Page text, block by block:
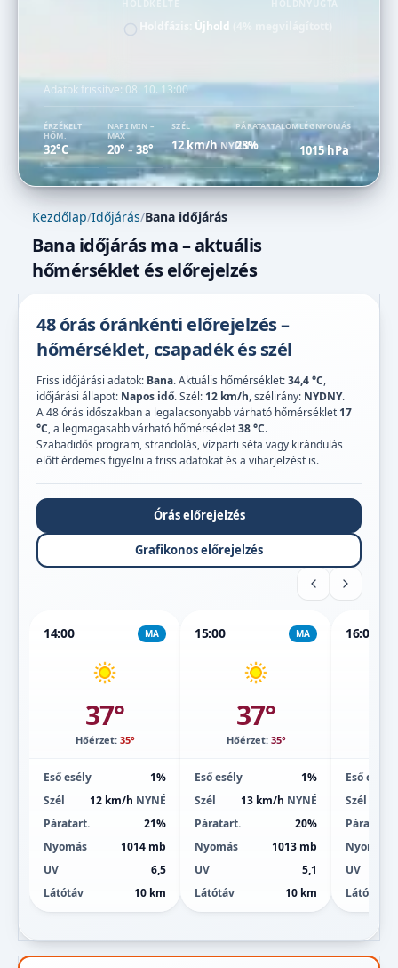
HOLDNYUGTA
Holdfázis: Újhold
Adatok frissítve: 08. 10. 13:00
ÉRZÉKELT
HŐM.
32°C
NAPI MIN –
MAX
20° –38°
SZÉL
12 km/hNYDNY
PÁRATARTALOM
23%
LÉGNYOMÁS
1015 hPa
Kezdőlap/Időjárás/Bana időjárás
Bana időjárás ma – aktuális
hőmérséklet és előrejelzés
48 órás óránkénti előrejelzés –
hőmérséklet, csapadék és szél
Friss időjárási adatok: Bana. Aktuális hőmérséklet:34,4 °C,
időjárási állapot: Napos idő. Szél: 12 km/h, szélirány: NYDNY.
A 48 órás időszakban a legalacsonyabb várható hőmérséklet 17
°C, a legmagasabb várható hőmérséklet38 °C.
Szabadidős program, strandolás, vízparti séta vagy kirándulás
előtt érdemes figyelni a friss adatokat és a viharjelzést is.
Órás előrejelzés
Grafikonos előrejelzés
14:00 MA
37°
Hőérzet: 35°
Eső esély
1%
Szél
12 km/h NYNÉ
Páratart.
21%
Nyomás
1014 mb
UV
6,5
Látótáv
10 km
15:00 MA
37°
Hőérzet: 35°
Eső esély
1%
Szél
13 km/h NYNÉ
Páratart.
20%
Nyomás
1013 mb
UV
5,1
Látótáv
10 km
16:00
Eső esély
Szél
Páratart.
Nyomás
UV
Látótáv